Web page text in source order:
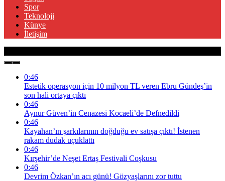
Spor
Teknoloji
Künye
İletişim
0:46
Estetik operasyon için 10 milyon TL veren Ebru Gündeş’in
son hali ortaya çıktı
0:46
Aynur Güven’in Cenazesi Kocaeli’de Defnedildi
0:46
Kayahan’ın şarkılarının doğduğu ev satışa çıktı! İstenen
rakam dudak uçuklattı
0:46
Kırşehir’de Neşet Ertaş Festivali Coşkusu
0:46
Devrim Özkan’ın acı günü! Gözyaşlarını zor tuttu